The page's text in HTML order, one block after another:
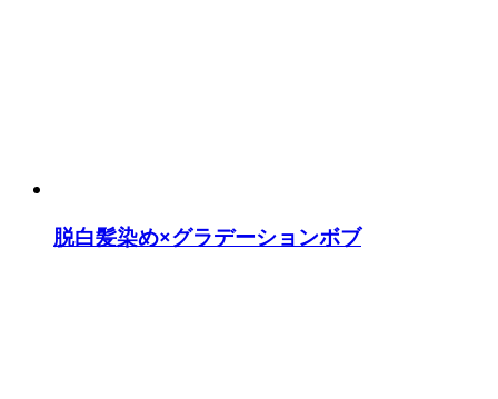
脱白髪染め×グラデーションボブ